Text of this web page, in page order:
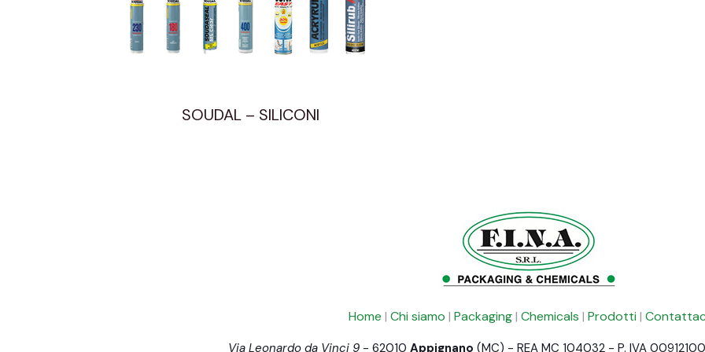
SOUDAL – SILICONI
Home | Chi siamo | Packaging| Chemicals | Prodotti |
Via Leonardo da Vinci 9 - 62010 Appignano (MC) - REA MC 104032 - P. IVA